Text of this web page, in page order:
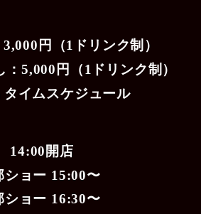
3,000円（1ドリンク制）
：5,000円（1ドリンク制）
タイムスケジュール
14:00開店
ショー 15:00〜
ショー 16:30〜